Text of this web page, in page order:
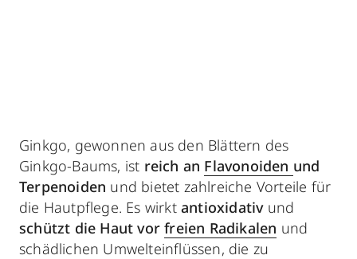
Ginkgo, gewonnen aus den Blättern des
Ginkgo-Baums, ist reich an Flavonoiden und
Terpenoiden und bietet zahlreiche Vorteile für
die Hautpflege. Es wirkt antioxidativ und
schützt die Haut vorfreien Radikalen und
schädlichen Umwelteinflüssen, die zu